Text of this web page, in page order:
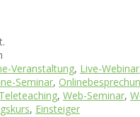
Veranstaltung, Live-Webinar
Seminar,
Teleteaching, Web-Seminar,
, Einsteiger